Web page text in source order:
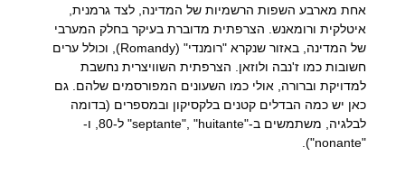
אחת מארבע השפות הרשמיות של המדינה, לצד גרמנית,
איטלקית ורומאנש. הצרפתית מדוברת בעיקר בחלק המערבי
של המדינה, באזור שנקרא "רומנדי" (Romandy), וכולל ערים
חשובות כמו ז'נבה ולוזאן. הצרפתית השוויצרית נחשבת
למדויקת וברורה, אולי כמו השעונים המפורסמים שלהם. גם
כאן יש כמה הבדלים קטנים בלקסיקון ובמספרים (בדומה
לבלגיה, משתמשים ב-"septante", "huitante" ל-80, ו-
"nonante").